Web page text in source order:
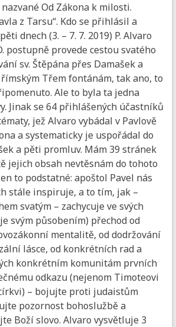
Od Zákona k milosti.
z Tarsu“. Kdo se přihlásil a
dnech (3. – 7. 7. 2019) P. Alvaro
postupně provede cestou svatého
sv. Štěpána přes Damašek a
Třem fontánám, tak ano, to
Ale to byla ta jedna
Jinak se 64 přihlášených účastníků
jež Alvaro vybádal v Pavlově
a systematicky je uspořádal do
a pěti promluv. Mám 39 stránek
jejich obsah nevtěsnám do tohoto
to podstatné: apoštol Pavel nás
stále inspiruje, a to tím, jak –
svatým – zachycuje ve svých
svým působením) přechod od
mentalitě, od dodržování
lásce, od konkrétních rad a
konkrétním komunitám prvních
odkazu (nejenom Timoteovi
– bojujte proti judaistům
pozornost bohoslužbě a
Boží slovo. Alvaro vysvětluje 3